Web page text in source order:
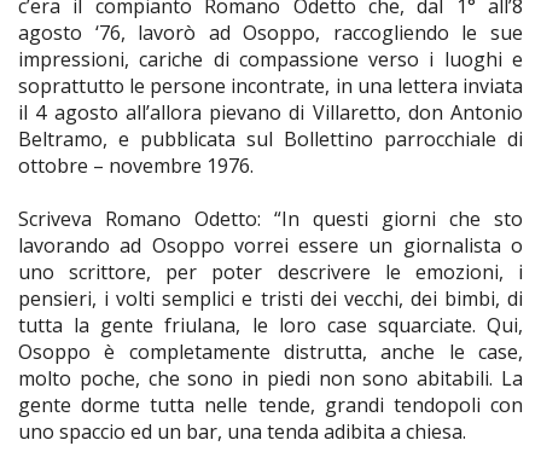
c’era il compianto Romano Odetto che, dal 1° all’8
agosto ‘76, lavorò ad Osoppo, raccogliendo le sue
impressioni, cariche di compassione verso i luoghi e
soprattutto le persone incontrate, in una lettera inviata
il 4 agosto all’allora pievano di Villaretto, don Antonio
Beltramo, e pubblicata sul Bollettino parrocchiale di
ottobre – novembre 1976.
Scriveva Romano Odetto: “In questi giorni che sto
lavorando ad Osoppo vorrei essere un giornalista o
uno scrittore, per poter descrivere le emozioni, i
pensieri, i volti semplici e tristi dei vecchi, dei bimbi, di
tutta la gente friulana, le loro case squarciate. Qui,
Osoppo è completamente distrutta, anche le case,
molto poche, che sono in piedi non sono abitabili. La
gente dorme tutta nelle tende, grandi tendopoli con
uno spaccio ed un bar, una tenda adibita a chiesa.